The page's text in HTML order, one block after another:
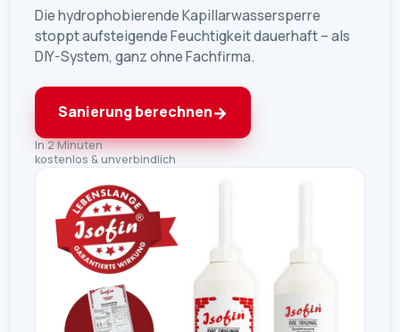
Die hydrophobierende Kapillarwassersperre
stoppt aufsteigende Feuchtigkeit dauerhaft – als
DIY-System, ganz ohne Fachfirma.
Sanierung berechnen→
In 2 Minuten
kostenlos & unverbindlich